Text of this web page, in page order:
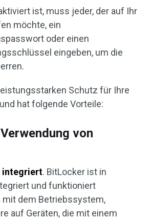
ist, muss jeder, der auf Ihr
möchte, ein
oder einen
eingeben, um die
Schutz für Ihre
hat folgende Vorteile:
von
integriert. BitLocker ist in
und funktioniert
mit dem Betriebssystem,
auf Geräten, die mit einem